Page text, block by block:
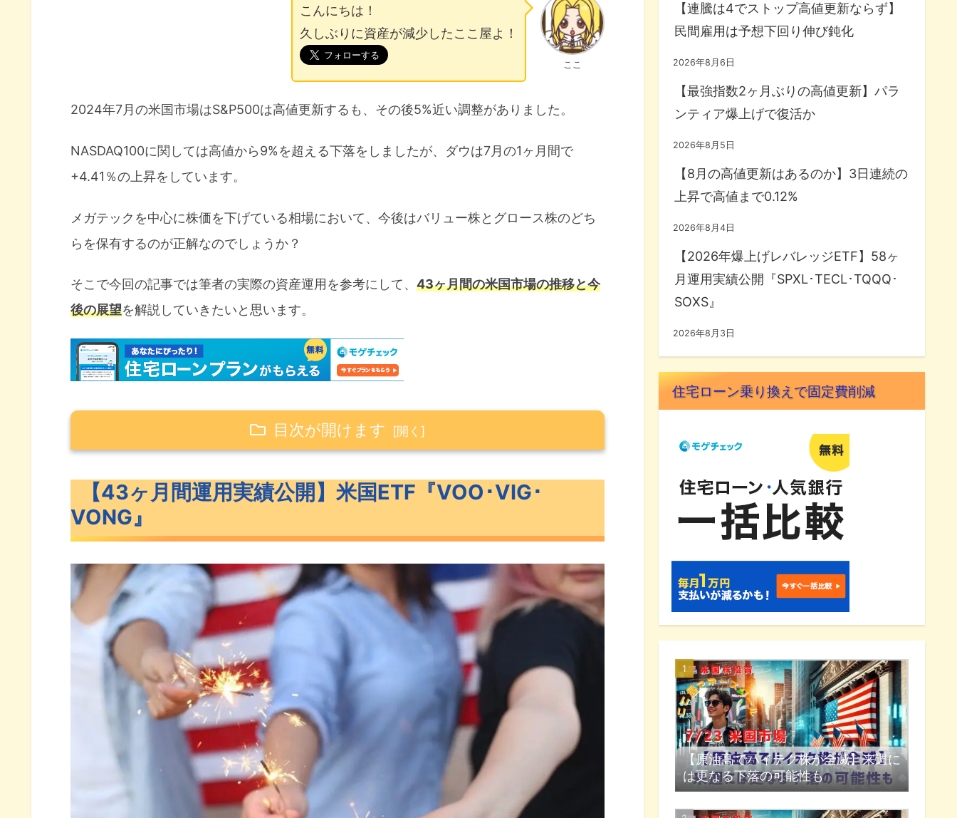
ここ
こんにちは！
久しぶりに資産が減少したここ屋よ！
2024年7月の米国市場はS&P500は高値更新するも、その後5%近い調整がありました。
NASDAQ100に関しては高値から9%を超える下落をしましたが、ダウは7月の1ヶ月間で
+4.41％の上昇をしています。
メガテックを中心に株価を下げている相場において、今後はバリュー株とグロース株のどち
らを保有するのが正解なのでしょうか？
そこで今回の記事では筆者の実際の資産運用を参考にして、 43ヶ月間の米国市場の推移と今
後の展望を解説していきたいと思います。
目次が開けます
米国ETF『VOO･VIG･VONG』の概要
VOO･VIG･VONGのベンチマークと特徴
VOO・VIG・VONGの運用実績【43ヶ月間】
為替によるリターン
VOO・VIG・VONGのリターン推移
VOO･VIG･VONGの値動きに見える米国市場の展望
VOO･VIG･VONGのチャート比較
1ヶ月リターンの推移による今後の米国市場予想
VOO･VIG･VONG 43ヶ月間運用実績公開：まとめ
【43ヶ月間運用実績公開】米国ETF『VOO･VIG･
VONG』
【連騰は4でストップ高値更新ならず】
民間雇用は予想下回り伸び鈍化
2026年8月6日
【最強指数2ヶ月ぶりの高値更新】パラ
ンティア爆上げで復活か
2026年8月5日
【8月の高値更新はあるのか】3日連続の
上昇で高値まで0.12%
2026年8月4日
【2026年爆上げレバレッジETF】58ヶ
月運用実績公開『SPXL･TECL･TQQQ･
SOXS』
2026年8月3日
住宅ローン乗り換えで固定費削減
【原油高でハイテク株が全滅】来週に
は更なる下落の可能性も